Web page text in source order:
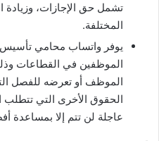
تشمل حق الإجازات، وزيادة
المختلفة.
يوفر واتساب محامي
الموظفين في القطاعات
الموظف أو تعرضه للفصل
الحقوق الأخرى التي تتطلب
عاجلة لن تتم إلا